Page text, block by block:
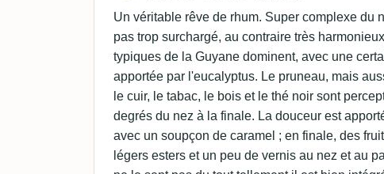
Un véritable rêve de rhum. Super complexe du
pas trop surchargé, au contraire très
typiques de la Guyane dominent, avec une
apportée par l'eucalyptus. Le pruneau, mais
le cuir, le tabac, le bois et le thé noir sont
degrés du nez à la finale. La douceur est
avec un soupçon de caramel ; en finale, des
légers esters et un peu de vernis au nez et au